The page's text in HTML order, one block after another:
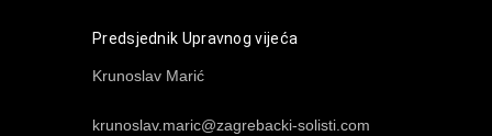
Predsjednik Upravnog vijeća
Krunoslav Marić
krunoslav.maric@zagrebacki-solisti.com